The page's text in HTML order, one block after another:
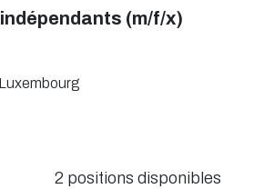
(m/f/x)
Luxembourg
2 positions disponibles